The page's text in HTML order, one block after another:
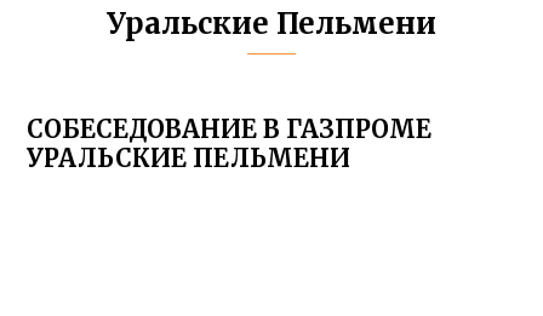
Уральские Пельмени
СОБЕСЕДОВАНИЕ В ГАЗПРОМЕ
УРАЛЬСКИЕ ПЕЛЬМЕНИ